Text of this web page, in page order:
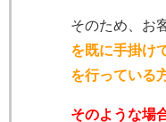
そのため、お
を既に手掛け
を行っている
そのような場